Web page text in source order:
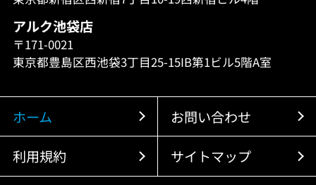
アルク池袋店
〒171-0021
東京都豊島区西池袋3丁目25-15IB第1ビル5階A室
ホーム お問い合わせ
利用規約 サイトマップ